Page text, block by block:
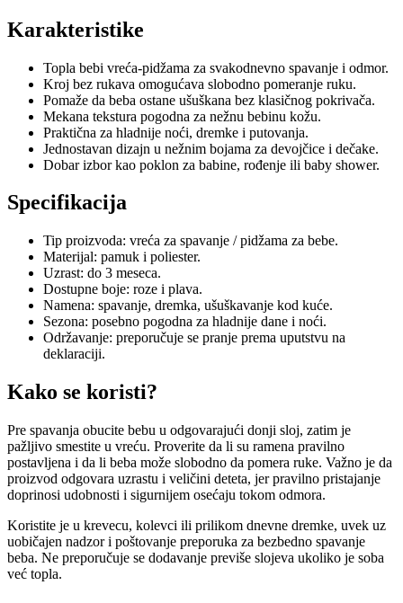
Karakteristike
Topla bebi vreća-pidžama za svakodnevno spavanje i odmor.
Kroj bez rukava omogućava slobodno pomeranje ruku.
Pomaže da beba ostane ušuškana bez klasičnog pokrivača.
Mekana tekstura pogodna za nežnu bebinu kožu.
Praktična za hladnije noći, dremke i putovanja.
Jednostavan dizajn u nežnim bojama za devojčice i dečake.
Dobar izbor kao poklon za babine, rođenje ili baby shower.
Specifikacija
Tip proizvoda: vreća za spavanje / pidžama za bebe.
Materijal: pamuk i poliester.
Uzrast: do 3 meseca.
Dostupne boje: roze i plava.
Namena: spavanje, dremka, ušuškavanje kod kuće.
Sezona: posebno pogodna za hladnije dane i noći.
Održavanje: preporučuje se pranje prema uputstvu na
deklaraciji.
Kako se koristi?
Pre spavanja obucite bebu u odgovarajući donji sloj, zatim je
pažljivo smestite u vreću. Proverite da li su ramena pravilno
postavljena i da li beba može slobodno da pomera ruke. Važno je da
proizvod odgovara uzrastu i veličini deteta, jer pravilno pristajanje
doprinosi udobnosti i sigurnijem osećaju tokom odmora.
Koristite je u krevecu, kolevci ili prilikom dnevne dremke, uvek uz
uobičajen nadzor i poštovanje preporuka za bezbedno spavanje
beba. Ne preporučuje se dodavanje previše slojeva ukoliko je soba
već topla.